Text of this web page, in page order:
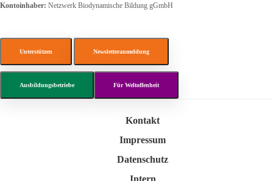
Kontoinhaber: Netzwerk Biodynamische Bildung gGmbH
Unterstützen Newsletteranmeldung
Ausbildungsbetriebe Für Weltoffenheit
Kontakt
Impressum
Datenschutz